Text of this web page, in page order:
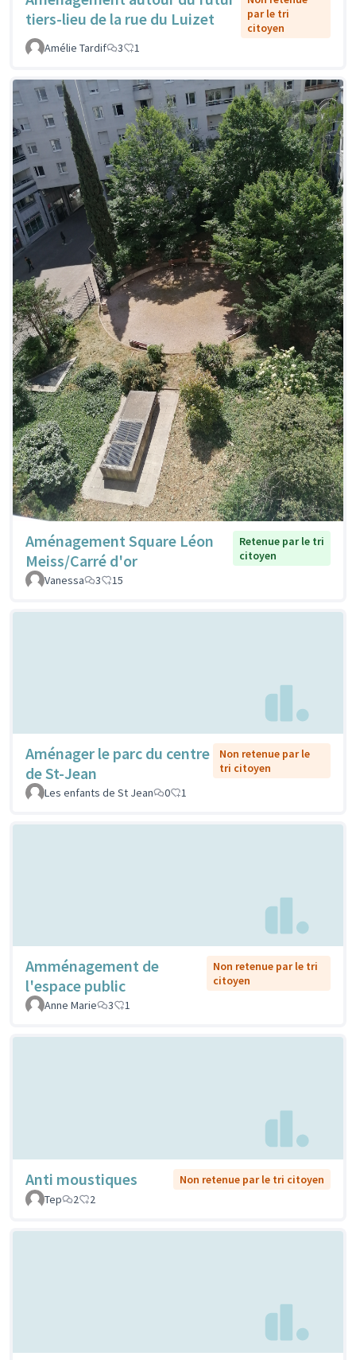
tiers-lieu de la rue du Luizet
par le tri
citoyen
Amélie Tardif
3 1
Aménagement Square Léon
Meiss/Carré d'or
Retenue par le tri
citoyen
Vanessa
3 15
Aménager le parc du centre
de St-Jean
Non retenue par le
tri citoyen
Les enfants de St Jean
0 1
Amménagement de
l'espace public
Non retenue par le tri
citoyen
Anne Marie
3 1
Anti moustiques
Non retenue par le tri citoyen
Tep
2 2